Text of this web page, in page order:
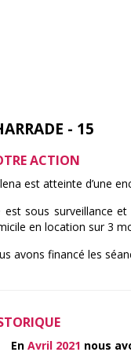
- 15
ACTION
est atteinte d’une
est sous surveillance
en location sur 3
avons financé les
En Avril 2021 nous